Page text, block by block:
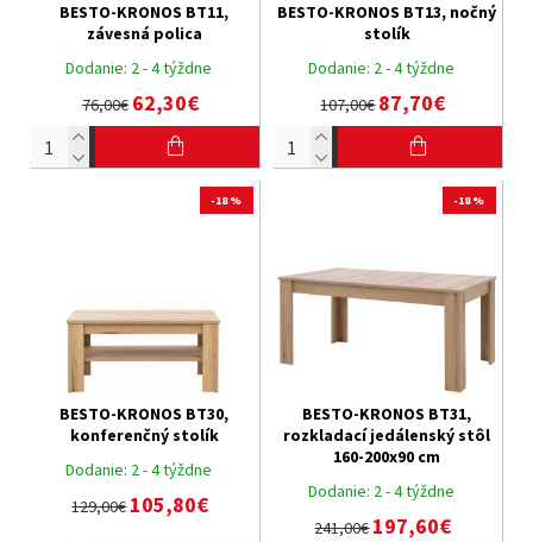
Dodanie: 2 - 4 týždne
BESTO-KRONOS BT11,
závesná polica
76,00€ 62,30€
Dodanie: 2 - 4 týždne
BESTO-KRONOS BT13, nočný
stolík
107,00€87,70€
-18 %
Dodanie: 2 - 4 týždne
BESTO-KRONOS BT30,
konferenčný stolík
129,00€105,80€
-18 %
Dodanie: 2 - 4 týždne
BESTO-KRONOS BT31,
rozkladací jedálenský stôl
160-200x90 cm
241,00€197,60€